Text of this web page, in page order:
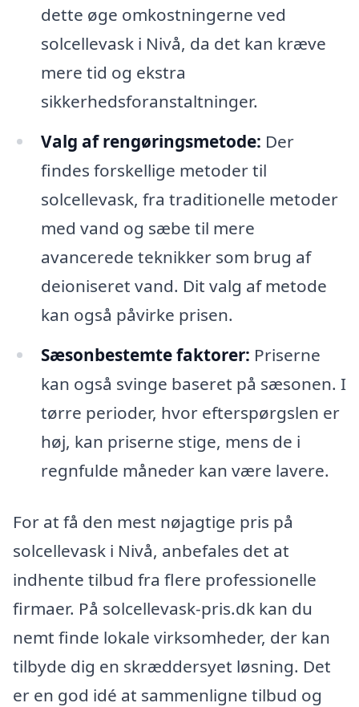
dette øge omkostningerne ved
solcellevask i Nivå, da det kan kræve
mere tid og ekstra
sikkerhedsforanstaltninger.
Valg af rengøringsmetode: Der
findes forskellige metoder til
solcellevask, fra traditionelle metoder
med vand og sæbe til mere
avancerede teknikker som brug af
deioniseret vand. Dit valg af metode
kan også påvirke prisen.
Sæsonbestemte faktorer: Priserne
kan også svinge baseret på sæsonen. I
tørre perioder, hvor efterspørgslen er
høj, kan priserne stige, mens de i
regnfulde måneder kan være lavere.
For at få den mest nøjagtige pris på
solcellevask i Nivå, anbefales det at
indhente tilbud fra flere professionelle
firmaer. På solcellevask-pris.dk kan du
nemt finde lokale virksomheder, der kan
tilbyde dig en skræddersyet løsning. Det
er en god idé at sammenligne tilbud og